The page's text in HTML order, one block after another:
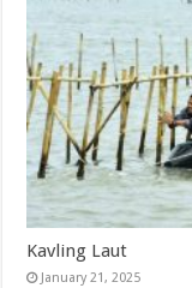
Kavling Laut
January 21, 2025